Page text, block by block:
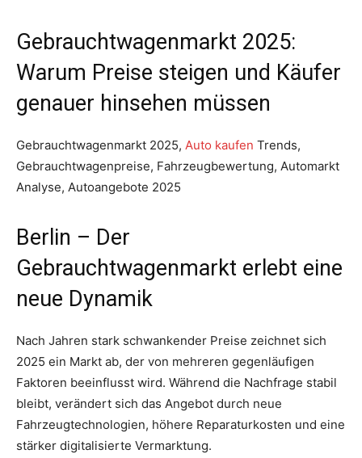
Gebrauchtwagenmarkt 2025:
Warum Preise steigen und Käufer
genauer hinsehen müssen
Gebrauchtwagenmarkt 2025, Auto kaufen Trends,
Gebrauchtwagenpreise, Fahrzeugbewertung, Automarkt
Analyse, Autoangebote 2025
Berlin – Der
Gebrauchtwagenmarkt erlebt eine
neue Dynamik
Nach Jahren stark schwankender Preise zeichnet sich
2025 ein Markt ab, der von mehreren gegenläufigen
Faktoren beeinflusst wird. Während die Nachfrage stabil
bleibt, verändert sich das Angebot durch neue
Fahrzeugtechnologien, höhere Reparaturkosten und eine
stärker digitalisierte Vermarktung.